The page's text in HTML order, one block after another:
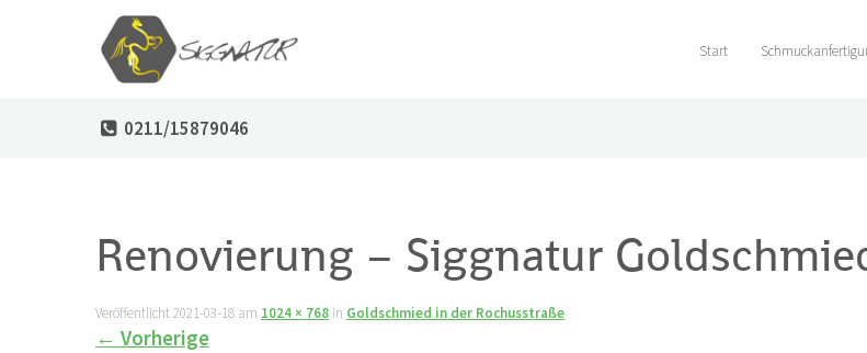
Start
0211/15879046
Renovierung – Siggnatur
Veröffentlicht2021-03-18 am 1024 × 768 in Goldschmied in der Rochusstraße
← Vorherige